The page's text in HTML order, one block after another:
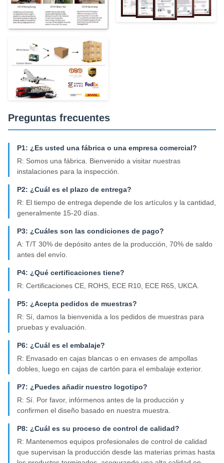
Preguntas frecuentes
P1: ¿Es usted una fábrica o una empresa comercial?
R: Somos una fábrica. Bienvenido a visitar nuestras
instalaciones para la inspección.
P2: ¿Cuál es el plazo de entrega?
R: El tiempo de entrega depende de los artículos y la cantidad,
generalmente 15-20 días.
P3: ¿Cuáles son las condiciones de pago?
A: T/T 30% de depósito antes de la producción, 70% de saldo
antes del envío.
P4: ¿Qué certificaciones tiene?
R: Certificaciones CE, ROHS, ECE R10, ECE R65, UKCA.
P5: ¿Acepta pedidos de muestras?
R: Sí, damos la bienvenida a los pedidos de muestras para
pruebas y evaluación.
P6: ¿Cuál es el embalaje?
R: Envasado en cajas blancas o en envases de ampollas
dobles, luego en cajas de cartón para el embalaje exterior.
P7: ¿Puedes añadir nuestro logotipo?
R: Sí. Por favor, infórmenos antes de la producción y
confirmen el diseño basado en nuestra muestra.
P8: ¿Cuál es su proceso de control de calidad?
R: Mantenemos equipos profesionales de control de calidad
que supervisan la producción desde las materias primas hasta